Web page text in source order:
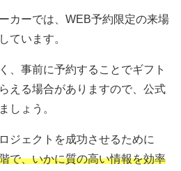
カーでは、WEB予約限定の来場
ています。
、事前に予約することでギフト
える場合がありますので、公式
しょう。
ジェクトを成功させるために
で、いかに質の高い情報を効率